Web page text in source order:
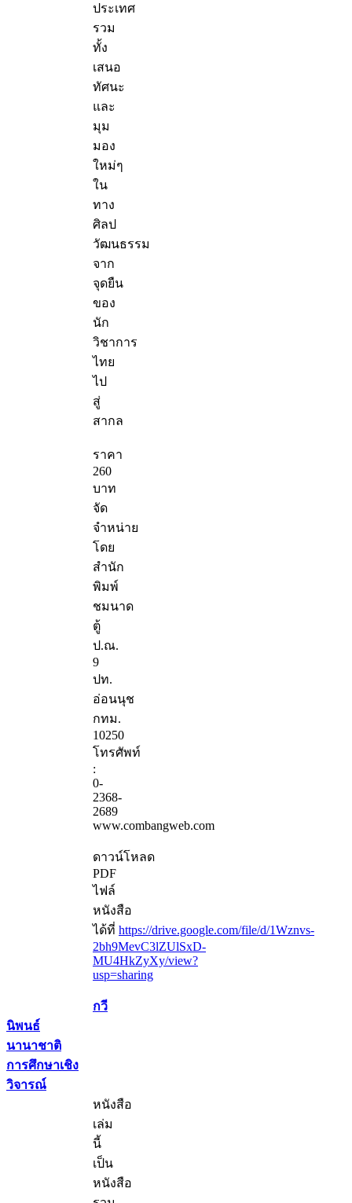
ประเทศ
รวม
ทั้ง
เสนอ
ทัศนะ
และ
มุม
มอง
ใหม่ๆ
ใน
ทาง
ศิลป
วัฒนธรรม
จาก
จุดยืน
ของ
นัก
วิชาการ
ไทย
ไป
สู่
สากล
ราคา
260
บาท
จัด
จำหน่าย
โดย
สำนัก
พิมพ์
ชมนาด
ตู้
ป.ณ.
9
ปท.
อ่อนนุช
กทม.
10250
โทรศัพท์
:
0-
2368-
2689
www.combangweb.com
ดาวน์โหลด
PDF
ไฟล์
หนังสือ
ได้ที่ https://drive.google.com/file/d/1Wznvs-
2bh9MevC3lZUlSxD-
MU4HkZyXy/view?
usp=sharing
กวี
นิพนธ์
นานาชาติ
การศึกษาเชิง
วิจารณ์
หนังสือ
เล่ม
นี้
เป็น
หนังสือ